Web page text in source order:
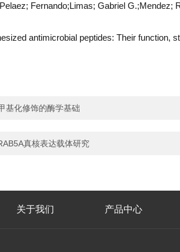
Fernando;Limas; Gabriel G.;Mendez;
antimicrobial peptides: Their function,
基化修饰的酶学基础​
真核表达载体研究
关于我们 产品中心